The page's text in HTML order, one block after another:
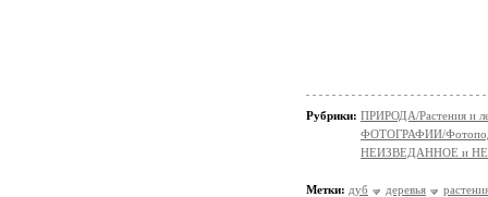
Рубрики: ПРИРОДА/Растения и
ФОТОГРАФИИ/
НЕИЗВЕДАННОЕ и
Метки: дуб деревья